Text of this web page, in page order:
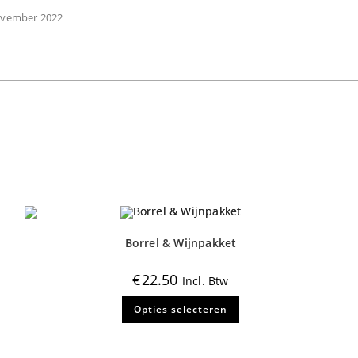
2022
Borrel & Wijnpakket
€22.50 Incl. Btw
Opties selecteren
Dit
heeft